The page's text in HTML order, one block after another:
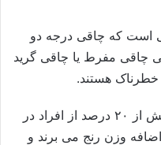
این معنی است که چاقی درجه دو
باشد یعنی چاقی مفرط یا چاقی گرید
آمارهای جهانی نشان می دهد که بیش از ۲۰ درصد از افراد در
وزن رنج می برند و